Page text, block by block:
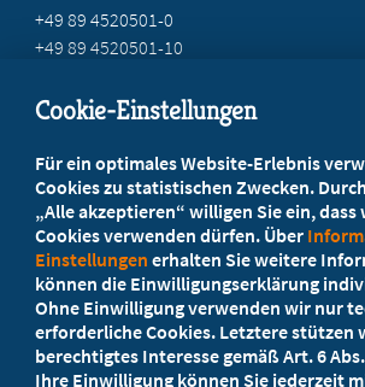
+49 89 4520501-0
+49 89 4520501-10
Ihr Landesverband berät Sie!
Ansprechpartner
Werden Sie jetzt Mitglied
5 Vorteile einer MB-
Cookie-Einstellungen
Für ein optimales Website-Erlebnis
Cookies zu statistischen Zwecken.
„Alle akzeptieren“ willigen Sie ein,
Cookies verwenden dürfen. Über
Einstellungen erhalten Sie weitere
können die Einwilligungserklärung
Ohne Einwilligung verwenden wir nur
erforderliche Cookies. Letztere stützen
berechtigtes Interesse gemäß Art. 6
Ihre Einwilligung können Sie jederzeit